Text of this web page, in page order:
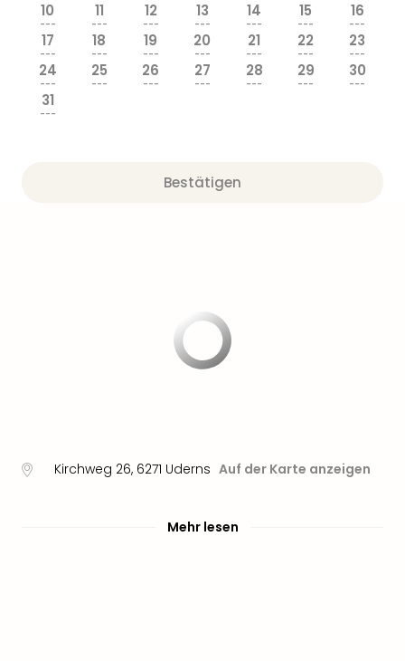
10
---
11
---
12
---
13
---
14
---
15
---
16
---
17
---
18
---
19
---
20
---
21
---
22
---
23
---
24
---
25
---
26
---
27
---
28
---
29
---
30
---
31
---
Bestätigen
Kirchweg 26, 6271 Uderns Auf der Karte anzeigen
Mehr lesen